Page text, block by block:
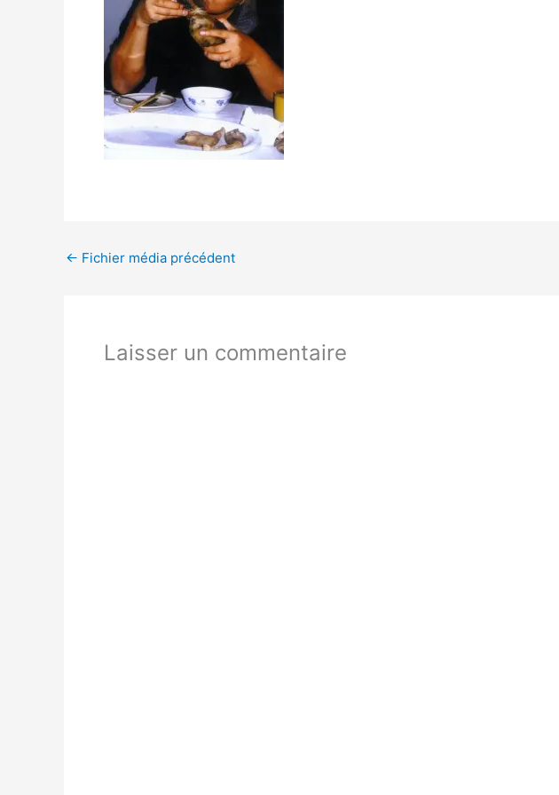
← Fichier média précédent
Laisser un commentaire